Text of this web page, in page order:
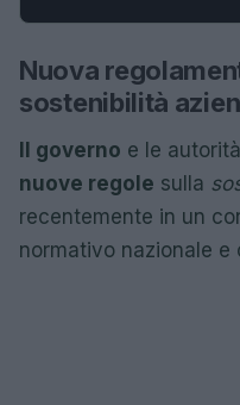
Nuova
sostenibilità
Il governo e le
nuove regole sulla
recentemente in un
normativo nazionale e